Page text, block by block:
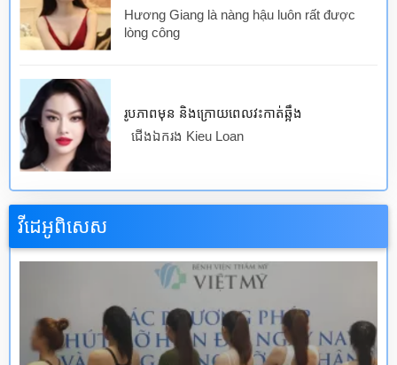
Hương Giang là nàng hậu luôn rất được
lòng công
រូបភាពមុន និងក្រោយពេលវះកាត់ឆ្អឹង
ជើងឯករង Kieu Loan
វីដេអូពិសេស